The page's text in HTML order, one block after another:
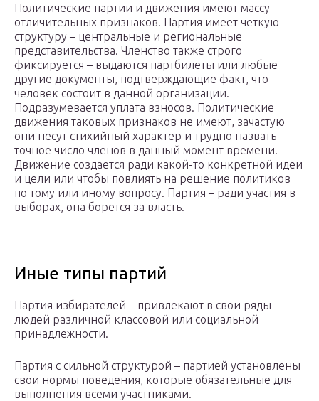
Политические партии и движения имеют массу
отличительных признаков. Партия имеет четкую
структуру – центральные и региональные
представительства. Членство также строго
фиксируется – выдаются партбилеты или любые
другие документы, подтверждающие факт, что
человек состоит в данной организации.
Подразумевается уплата взносов. Политические
движения таковых признаков не имеют, зачастую
они несут стихийный характер и трудно назвать
точное число членов в данный момент времени.
Движение создается ради какой-то конкретной идеи
и цели или чтобы повлиять на решение политиков
по тому или иному вопросу. Партия – ради участия в
выборах, она борется за власть.
Иные типы партий
Партия избирателей – привлекают в свои ряды
людей различной классовой или социальной
принадлежности.
Партия с сильной структурой – партией установлены
свои нормы поведения, которые обязательные для
выполнения всеми участниками.